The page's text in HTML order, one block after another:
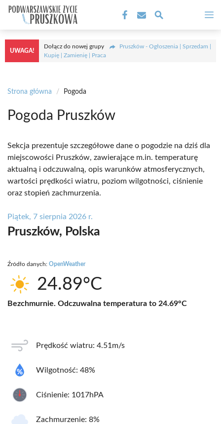
Przejdź
treści
UWAGA!
Dołącz do nowej grupy
Pruszków - Ogłoszenia | Sprzedam |
Kupię | Zamienię | Praca
Strona główna / Pogoda
Pogoda Pruszków
Sekcja prezentuje szczegółowe dane o pogodzie na dziś dla
miejscowości Pruszków, zawierające m.in. temperaturę
aktualną i odczuwalną, opis warunków atmosferycznych,
wartości prędkości wiatru, poziom wilgotności, ciśnienie
oraz stopień zachmurzenia.
Piątek, 7 sierpnia 2026 r.
Pruszków, Polska
Źródło danych: OpenWeather
24.89°C
Bezchmurnie. Odczuwalna temperatura to 24.69°C
Prędkość wiatru: 4.51m/s
Wilgotność: 48%
Ciśnienie: 1017hPA
Zachmurzenie: 8%